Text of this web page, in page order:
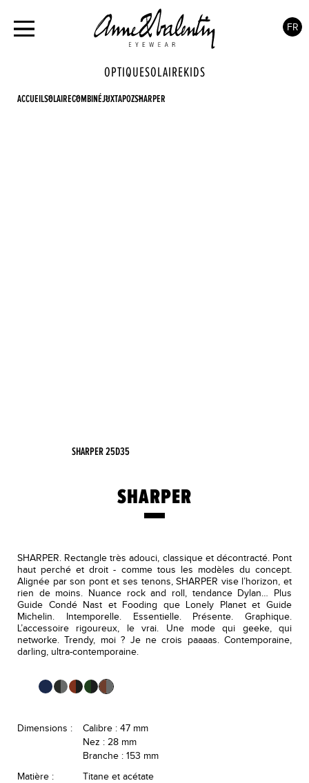
OPTIQUESOLAIREKIDS
FR
ACCUEILSOLAIRECOMBINÉJUXTAPOZSHARPER
SHARPER 25D35
SHARPER
SHARPER. Rectangle très adouci, classique et décontracté. Pont
haut perché et droit - comme tous les modèles du concept.
Alignée par son pont et ses tenons, SHARPER vise l’horizon, et
rien de moins. Nuance rock and roll, tendance Dylan… Plus
Guide Condé Nast et Fooding que Lonely Planet et Guide
Michelin. Intemporelle. Essentielle. Présente. Graphique.
L’accessoire rigoureux, le vrai. Une mode qui geeke, qui
networke. Trendy, moi ? Je ne crois paaaas. Contemporaine,
darling, ultra-contemporaine.
Dimensions :
Calibre : 47 mm
Nez : 28 mm
Branche : 153 mm
Matière :
Titane et acétate